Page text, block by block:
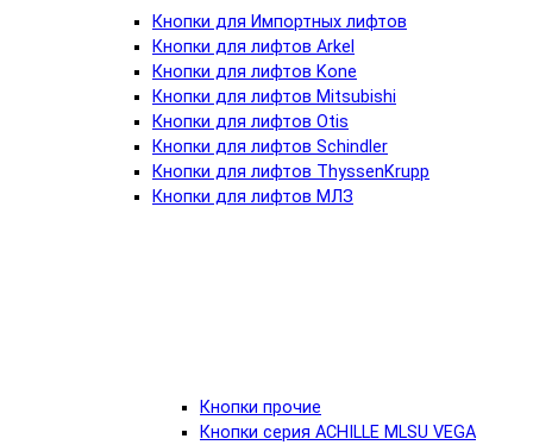
Кнопки для Импортных лифтов
Кнопки для лифтов Arkel
Кнопки для лифтов Kone
Кнопки для лифтов Mitsubishi
Кнопки для лифтов Otis
Кнопки для лифтов Schindler
Кнопки для лифтов ThyssenKrupp
Кнопки для лифтов МЛЗ
Кнопки прочие
Кнопки серия ACHILLE MLSU VEGA